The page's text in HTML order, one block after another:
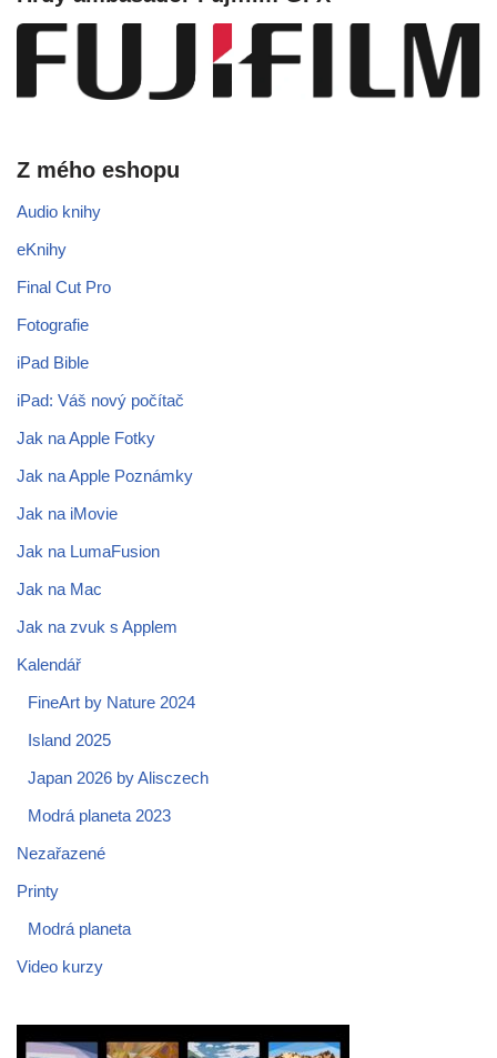
Z mého eshopu
Audio knihy
eKnihy
Final Cut Pro
Fotografie
iPad Bible
iPad: Váš nový počítač
Jak na Apple Fotky
Jak na Apple Poznámky
Jak na iMovie
Jak na LumaFusion
Jak na Mac
Jak na zvuk s Applem
Kalendář
FineArt by Nature 2024
Island 2025
Japan 2026 by Alisczech
Modrá planeta 2023
Nezařazené
Printy
Modrá planeta
Video kurzy